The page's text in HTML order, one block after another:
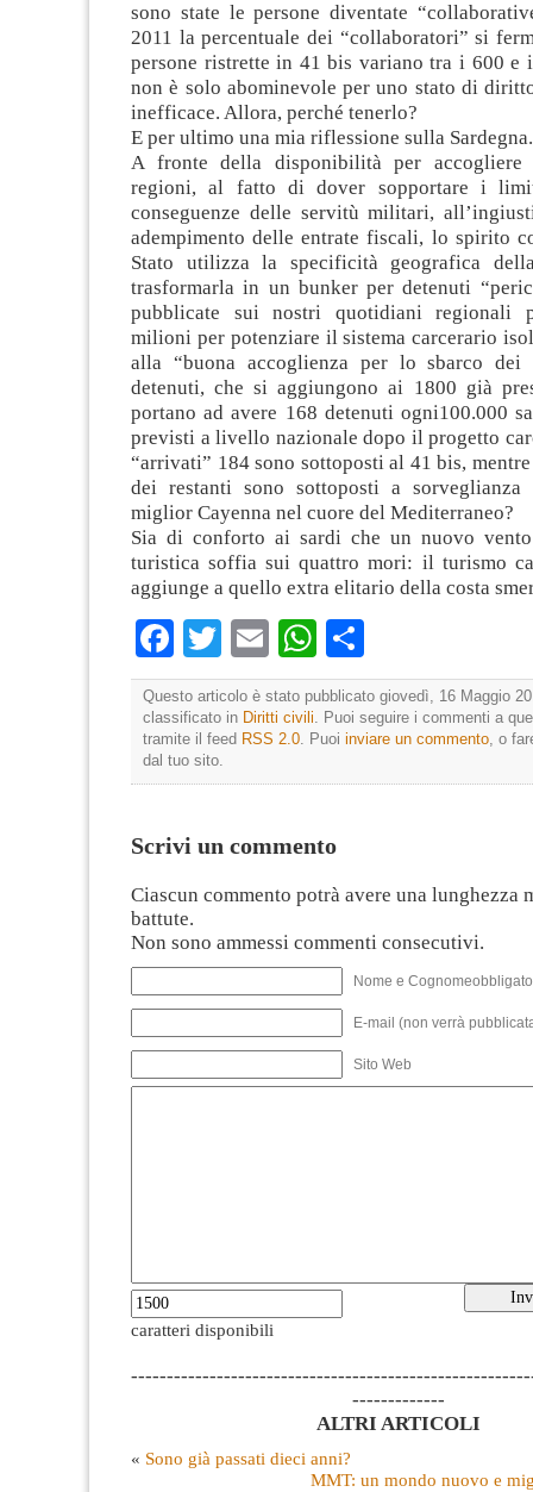
sono state le persone diventate
2011 la percentuale dei “collaboratori” si
persone ristrette in 41 bis variano tra i 600 e
non è solo abominevole per uno stato di
inefficace. Allora, perché tenerlo?
E per ultimo una mia riflessione sulla Sardegna.
A fronte della disponibilità per
regioni, al fatto di dover sopportare i
conseguenze delle servitù militari,
adempimento delle entrate fiscali, lo spirito
Stato utilizza la specificità geografica
trasformarla in un bunker per detenuti
pubblicate sui nostri quotidiani regionali
milioni per potenziare il sistema carcerario
alla “buona accoglienza per lo sbarco
detenuti, che si aggiungono ai 1800 già
portano ad avere 168 detenuti ogni100.000
previsti a livello nazionale dopo il progetto
“arrivati” 184 sono sottoposti al 41 bis,
dei restanti sono sottoposti a sorveglianza
miglior Cayenna nel cuore del Mediterraneo?
Sia di conforto ai sardi che un nuovo
turistica soffia sui quattro mori: il turismo
aggiunge a quello extra elitario della costa
Facebook
TwitterEmailWhatsApp
Questo articolo è stato pubblicato giovedì, 16 Maggio
classificato in Diritti civili. Puoi seguire i commenti a
tramite il feed RSS 2.0. Puoi inviare un commento, o
dal tuo sito.
Scrivi un commento
Ciascun commento potrà avere una lunghezza
battute.
Non sono ammessi commenti consecutivi.
Nome e
E-mail (non verrà
Sito Web
caratteri disponibili
-------------
ALTRI ARTICOLI
« Sono già passati dieci anni?
MMT: un mondo nuovo e